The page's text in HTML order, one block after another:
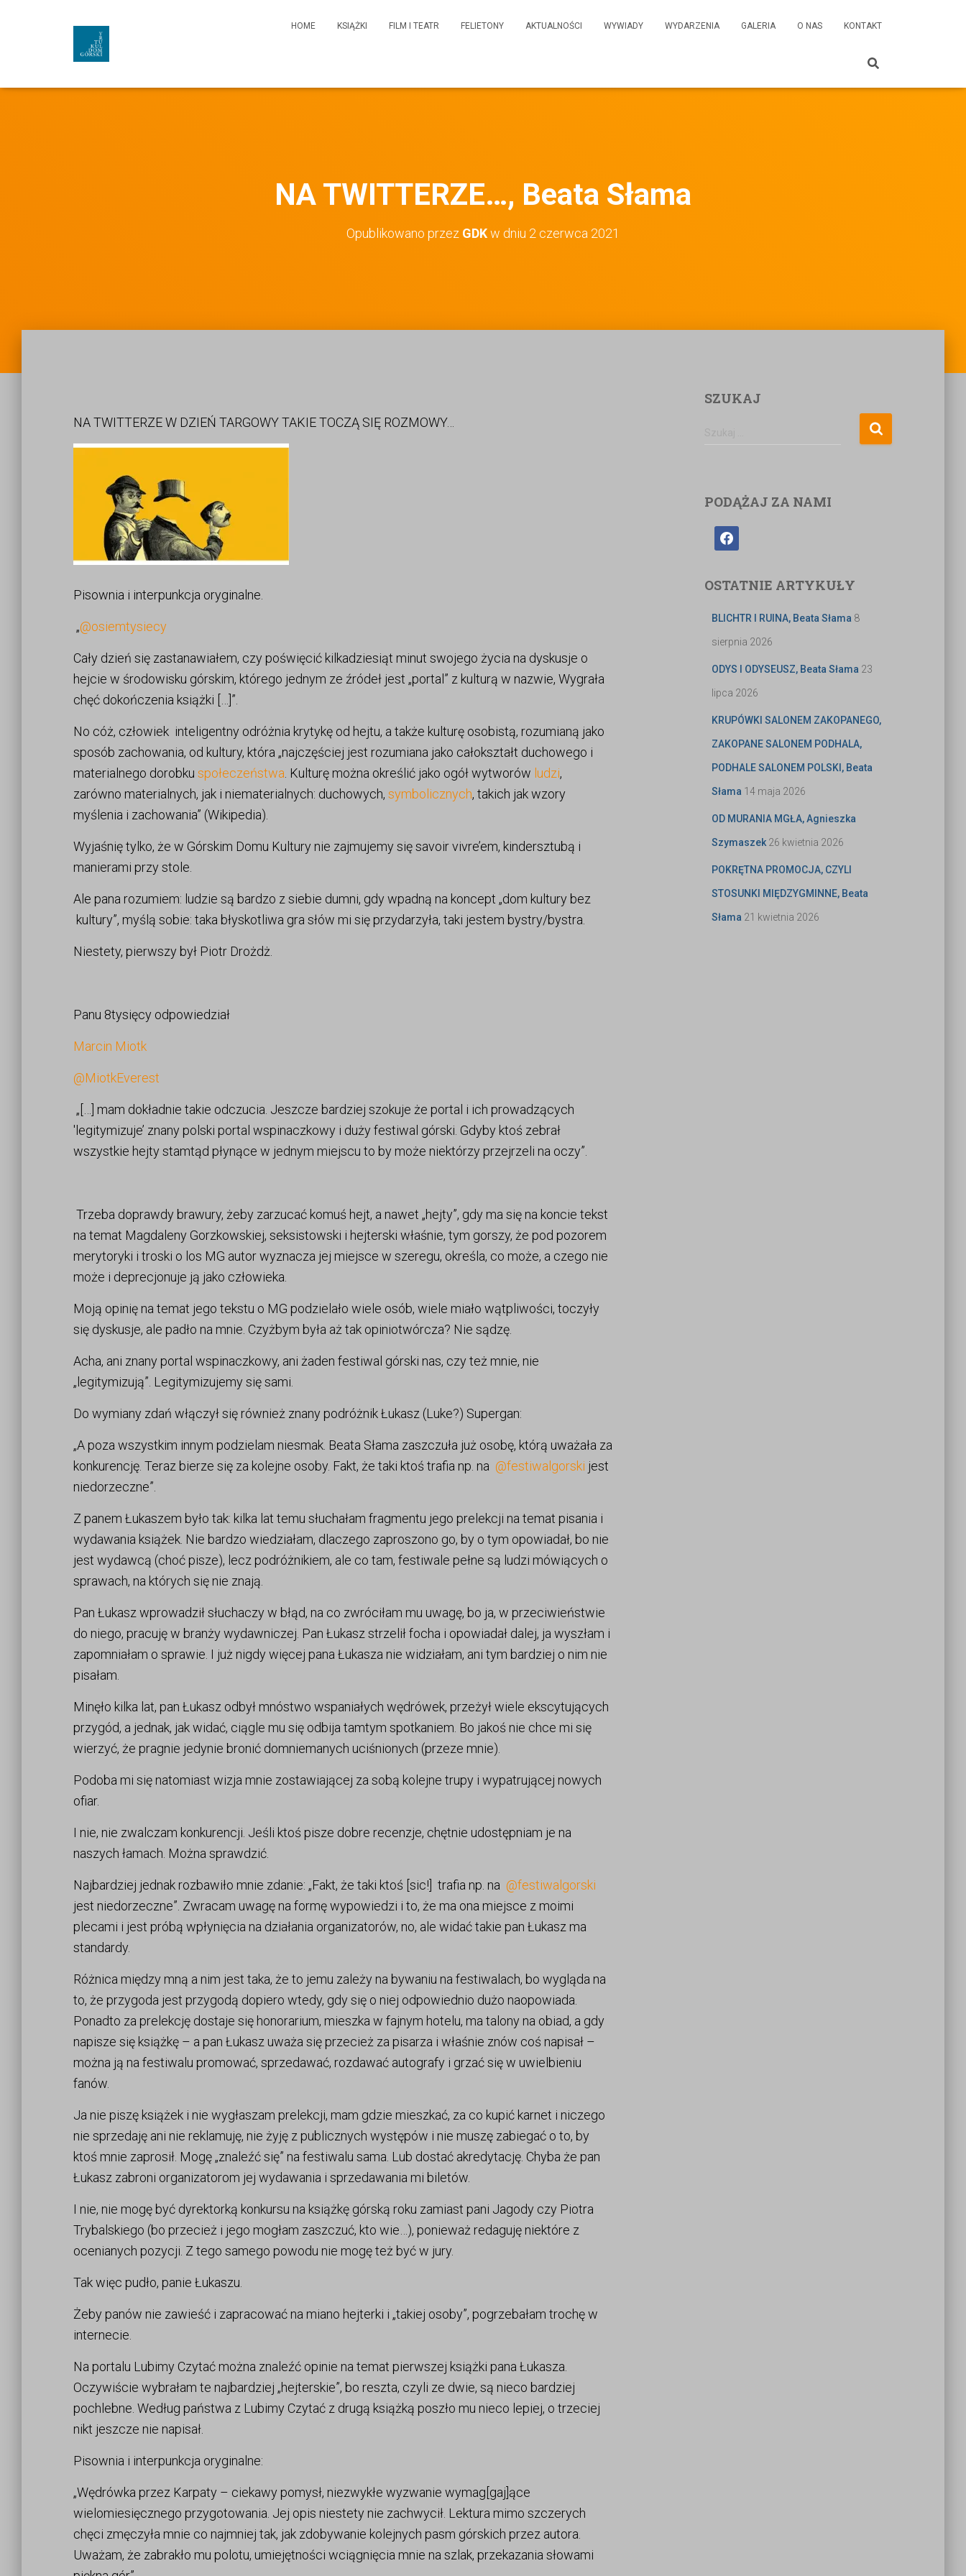
HOME KSIĄŻKI FILM I TEATR FELIETONY AKTUALNOŚCI WYWIADY WYDARZENIA GALERIA O NAS KONTAKT
NA TWITTERZE…, Beata Słama
Opublikowano przez GDKw dniu 2 czerwca 2021
NA TWITTERZE W DZIEŃ TARGOWY TAKIE TOCZĄ SIĘ ROZMOWY…
Pisownia i interpunkcja oryginalne.
„@osiemtysiecy
Cały dzień się zastanawiałem, czy poświęcić kilkadziesiąt minut swojego życia na dyskusje o
hejcie w środowisku górskim, którego jednym ze źródeł jest „portal” z kulturą w nazwie, Wygrała
chęć dokończenia książki […]”.
No cóż, człowiek inteligentny odróżnia krytykę od hejtu, a także kulturę osobistą, rozumianą jako
sposób zachowania, od kultury, która „najczęściej jest rozumiana jako całokształt duchowego i
materialnego dorobku społeczeństwa . Kulturę można określić jako ogół wytworów ludzi,
zarówno materialnych, jak i niematerialnych: duchowych, symbolicznych, takich jak wzory
myślenia i zachowania” (Wikipedia).
Wyjaśnię tylko, że w Górskim Domu Kultury nie zajmujemy się savoir vivre’em, kindersztubą i
manierami przy stole.
Ale pana rozumiem: ludzie są bardzo z siebie dumni, gdy wpadną na koncept „dom kultury bez
kultury”, myślą sobie: taka błyskotliwa gra słów mi się przydarzyła, taki jestem bystry/bystra.
Niestety, pierwszy był Piotr Drożdż.
Panu 8tysięcy odpowiedział
Marcin Miotk
@MiotkEverest
„[…] mam dokładnie takie odczucia. Jeszcze bardziej szokuje że portal i ich prowadzących
'legitymizuje’ znany polski portal wspinaczkowy i duży festiwal górski. Gdyby ktoś zebrał
wszystkie hejty stamtąd płynące w jednym miejscu to by może niektórzy przejrzeli na oczy”.
Trzeba doprawdy brawury, żeby zarzucać komuś hejt, a nawet „hejty”, gdy ma się na koncie tekst
na temat Magdaleny Gorzkowskiej, seksistowski i hejterski właśnie, tym gorszy, że pod pozorem
merytoryki i troski o los MG autor wyznacza jej miejsce w szeregu, określa, co może, a czego nie
może i deprecjonuje ją jako człowieka.
Moją opinię na temat jego tekstu o MG podzielało wiele osób, wiele miało wątpliwości, toczyły
się dyskusje, ale padło na mnie. Czyżbym była aż tak opiniotwórcza? Nie sądzę.
Acha, ani znany portal wspinaczkowy, ani żaden festiwal górski nas, czy też mnie, nie
„legitymizują”. Legitymizujemy się sami.
Do wymiany zdań włączył się również znany podróżnik Łukasz (Luke?) Supergan:
„A poza wszystkim innym podzielam niesmak. Beata Słama zaszczuła już osobę, którą uważała za
konkurencję. Teraz bierze się za kolejne osoby. Fakt, że taki ktoś trafia np. na @festiwalgorski jest
niedorzeczne”.
Z panem Łukaszem było tak: kilka lat temu słuchałam fragmentu jego prelekcji na temat pisania i
wydawania książek. Nie bardzo wiedziałam, dlaczego zaproszono go, by o tym opowiadał, bo nie
jest wydawcą (choć pisze), lecz podróżnikiem, ale co tam, festiwale pełne są ludzi mówiących o
sprawach, na których się nie znają.
Pan Łukasz wprowadził słuchaczy w błąd, na co zwróciłam mu uwagę, bo ja, w przeciwieństwie
do niego, pracuję w branży wydawniczej. Pan Łukasz strzelił focha i opowiadał dalej, ja wyszłam i
zapomniałam o sprawie. I już nigdy więcej pana Łukasza nie widziałam, ani tym bardziej o nim nie
pisałam.
Minęło kilka lat, pan Łukasz odbył mnóstwo wspaniałych wędrówek, przeżył wiele ekscytujących
przygód, a jednak, jak widać, ciągle mu się odbija tamtym spotkaniem. Bo jakoś nie chce mi się
wierzyć, że pragnie jedynie bronić domniemanych uciśnionych (przeze mnie).
Podoba mi się natomiast wizja mnie zostawiającej za sobą kolejne trupy i wypatrującej nowych
ofiar.
I nie, nie zwalczam konkurencji. Jeśli ktoś pisze dobre recenzje, chętnie udostępniam je na
naszych łamach. Można sprawdzić.
Najbardziej jednak rozbawiło mnie zdanie: „Fakt, że taki ktoś [sic!] trafia np. na @festiwalgorski
jest niedorzeczne”. Zwracam uwagę na formę wypowiedzi i to, że ma ona miejsce z moimi
plecami i jest próbą wpłynięcia na działania organizatorów, no, ale widać takie pan Łukasz ma
standardy.
Różnica między mną a nim jest taka, że to jemu zależy na bywaniu na festiwalach, bo wygląda na
to, że przygoda jest przygodą dopiero wtedy, gdy się o niej odpowiednio dużo naopowiada.
Ponadto za prelekcję dostaje się honorarium, mieszka w fajnym hotelu, ma talony na obiad, a gdy
napisze się książkę – a pan Łukasz uważa się przecież za pisarza i właśnie znów coś napisał –
można ją na festiwalu promować, sprzedawać, rozdawać autografy i grzać się w uwielbieniu
fanów.
Ja nie piszę książek i nie wygłaszam prelekcji, mam gdzie mieszkać, za co kupić karnet i niczego
nie sprzedaję ani nie reklamuję, nie żyję z publicznych występów i nie muszę zabiegać o to, by
ktoś mnie zaprosił. Mogę „znaleźć się” na festiwalu sama. Lub dostać akredytację. Chyba że pan
Łukasz zabroni organizatorom jej wydawania i sprzedawania mi biletów.
I nie, nie mogę być dyrektorką konkursu na książkę górską roku zamiast pani Jagody czy Piotra
Trybalskiego (bo przecież i jego mogłam zaszczuć, kto wie…), ponieważ redaguję niektóre z
ocenianych pozycji. Z tego samego powodu nie mogę też być w jury.
Tak więc pudło, panie Łukaszu.
Żeby panów nie zawieść i zapracować na miano hejterki i „takiej osoby”, pogrzebałam trochę w
internecie.
Na portalu Lubimy Czytać można znaleźć opinie na temat pierwszej książki pana Łukasza.
Oczywiście wybrałam te najbardziej „hejterskie”, bo reszta, czyli ze dwie, są nieco bardziej
pochlebne. Według państwa z Lubimy Czytać z drugą książką poszło mu nieco lepiej, o trzeciej
nikt jeszcze nie napisał.
Pisownia i interpunkcja oryginalne:
„Wędrówka przez Karpaty – ciekawy pomysł, niezwykłe wyzwanie wymag[gaj]ące
wielomiesięcznego przygotowania. Jej opis niestety nie zachwycił. Lektura mimo szczerych
chęci zmęczyła mnie co najmniej tak, jak zdobywanie kolejnych pasm górskich przez autora.
Uważam, że zabrakło mu polotu, umiejętności wciągnięcia mnie na szlak, przekazania słowami
SZUKAJ
PODĄŻAJ ZA NAMI
OSTATNIE ARTYKUŁY
BLICHTR I RUINA, Beata Słama 8
sierpnia 2026
ODYS I ODYSEUSZ, Beata Słama 23
lipca 2026
KRUPÓWKI SALONEM ZAKOPANEGO,
ZAKOPANE SALONEM PODHALA,
PODHALE SALONEM POLSKI, Beata
Słama 14 maja 2026
OD MURANIA MGŁA, Agnieszka
Szymaszek 26 kwietnia 2026
POKRĘTNA PROMOCJA, CZYLI
STOSUNKI MIĘDZYGMINNE, Beata
Słama 21 kwietnia 2026